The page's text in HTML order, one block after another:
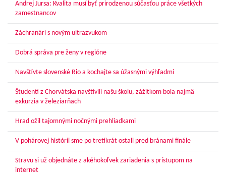
Andrej Jursa: Kvalita musí byť prirodzenou súčasťou práce všetkých
zamestnancov
Záchranári s novým ultrazvukom
Dobrá správa pre ženy v regióne
Navštívte slovenské Rio a kochajte sa úžasnými výhľadmi
Študenti z Chorvátska navštívili našu školu, zážitkom bola najmä
exkurzia v železiarňach
Hrad ožil tajomnými nočnými prehliadkami
V pohárovej histórii sme po tretíkrát ostali pred bránami finále
Stravu si už objednáte z akéhokoľvek zariadenia s prístupom na
internet